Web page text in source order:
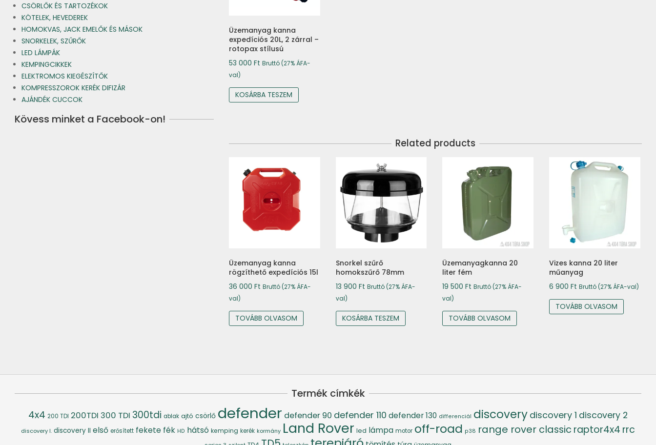
Üzemanyag kanna
expedíciós 20L, 2 zárral –
rotopax stílusú
53 000 Ft Bruttó (27% ÁFA-
val)
KOSÁRBA TESZEM
Related products
Üzemanyag kanna
rögzíthető expedíciós 15l
36 000 Ft Bruttó (27% ÁFA-
val)
TOVÁBB OLVASOM
Snorkel szűrő
homokszűrő 78mm
13 900 Ft Bruttó (27% ÁFA-
val)
KOSÁRBA TESZEM
Üzemanyagkanna 20
liter fém
19 500Ft Bruttó (27% ÁFA-
val)
TOVÁBB OLVASOM
Vizes kanna 20 liter
műanyag
6 900Ft Bruttó (27% ÁFA-val)
TOVÁBB OLVASOM
CSÖRLŐK ÉS TARTOZÉKOK
KÖTELEK, HEVEDEREK
HOMOKVAS, JACK EMELŐK ÉS MÁSOK
SNORKELEK, SZŰRŐK
LED LÁMPÁK
KEMPINGCIKKEK
ELEKTROMOS KIEGÉSZÍTŐK
KOMPRESSZOROK KERÉK DIFIZÁR
AJÁNDÉK CUCCOK
Kövess minket a Facebook-on!
Termék címkék
4x4 200 TDI 200TDI 300 TDI 300tdi ablak ajtó csörlő defender defender 90 defender 110 defender 130 differenciál discovery discovery 1 discovery 2
discovery I. discovery II első erősített fekete fék HD hátsó kemping kerék kormány Land Rover led lámpa motor off-road p38 range rover classic raptor4x4 rrc